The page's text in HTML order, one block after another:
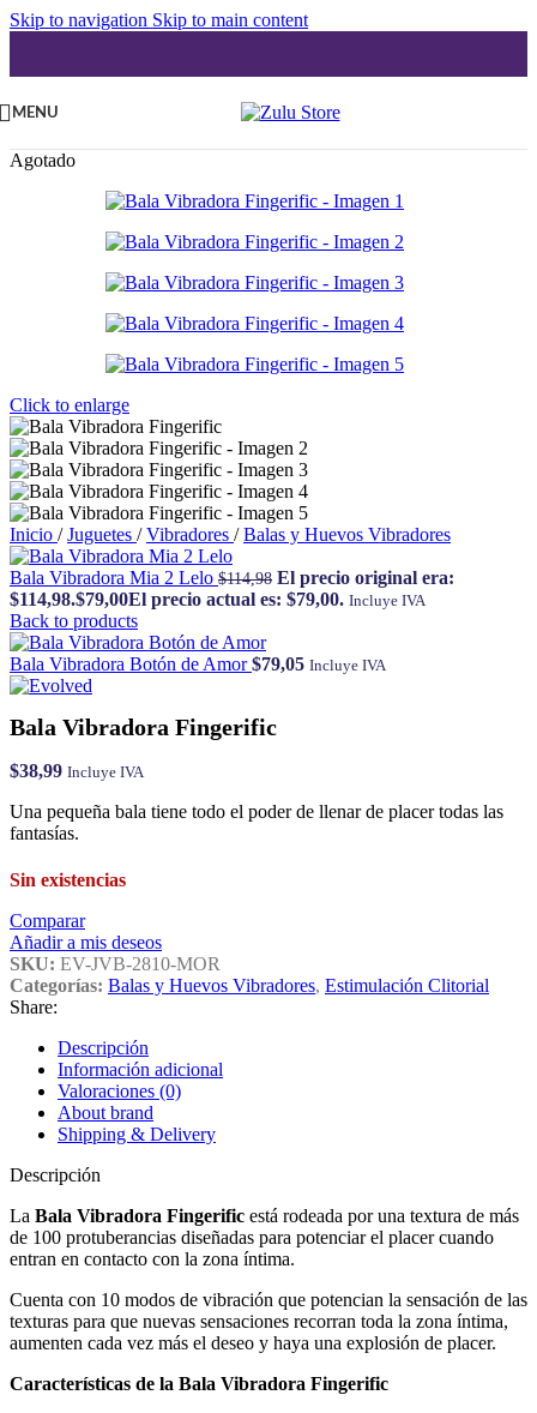
Skip to navigation Skip to main content
MENU
Agotado
Click to enlarge
Inicio / Juguetes / Vibradores / Balas y Huevos Vibradores
Bala Vibradora Mia 2 Lelo $114,98 El precio original era:
$114,98.$79,00El precio actual es: $79,00. Incluye IVA
Back to products
Bala Vibradora Botón de Amor$79,05 Incluye IVA
Bala Vibradora Fingerific
$38,99 Incluye IVA
Una pequeña bala tiene todo el poder de llenar de placer todas las
fantasías.
Sin existencias
Comparar
Añadir a mis deseos
SKU: EV-JVB-2810-MOR
Categorías: Balas y Huevos Vibradores, Estimulación Clitorial
Share:
Descripción
Información adicional
Valoraciones (0)
About brand
Shipping & Delivery
Descripción
La Bala Vibradora Fingerific está rodeada por una textura de más
de 100 protuberancias diseñadas para potenciar el placer cuando
entran en contacto con la zona íntima.
Cuenta con 10 modos de vibración que potencian la sensación de las
texturas para que nuevas sensaciones recorran toda la zona íntima,
aumenten cada vez más el deseo y haya una explosión de placer.
Características de la Bala Vibradora Fingerific